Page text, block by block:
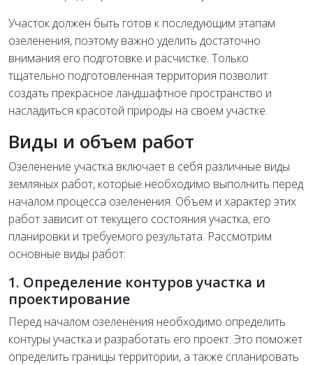
Участок должен быть готов к последующим этапам
озеленения, поэтому важно уделить достаточно
внимания его подготовке и расчистке. Только
тщательно подготовленная территория позволит
создать прекрасное ландшафтное пространство и
насладиться красотой природы на своем участке.
Виды и объем работ
Озеленение участка включает в себя различные виды
земляных работ, которые необходимо выполнить перед
началом процесса озеленения. Объем и характер этих
работ зависит от текущего состояния участка, его
планировки и требуемого результата. Рассмотрим
основные виды работ:
1. Определение контуров участка и
проектирование
Перед началом озеленения необходимо определить
контуры участка и разработать его проект. Это поможет
определить границы территории, а также спланировать